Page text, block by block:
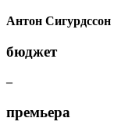
Антон Сигурдссон
бюджет
–
премьера